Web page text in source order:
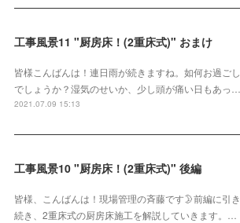
工事風景11 "厨房床！(2重床式)" おまけ
皆様こんばんは！連日雨が続きますね。如何お過ごし
でしょうか？湿気のせいか、少し頭が痛い日もあっ…
2021.07.09 15:13
工事風景10 "厨房床！(2重床式)" 後編
皆様、こんばんは！現場管理の斉藤です🌛前編に引き
続き、2重床式の厨房床施工を解説していきます。…